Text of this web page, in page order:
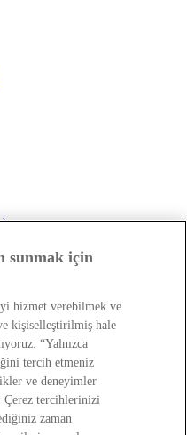
sunmak için
hizmet verebilmek ve
kişiselleştirilmiş hale
“Yalnızca
tercih etmeniz
ve deneyimler
Çerez tercihlerinizi
zaman